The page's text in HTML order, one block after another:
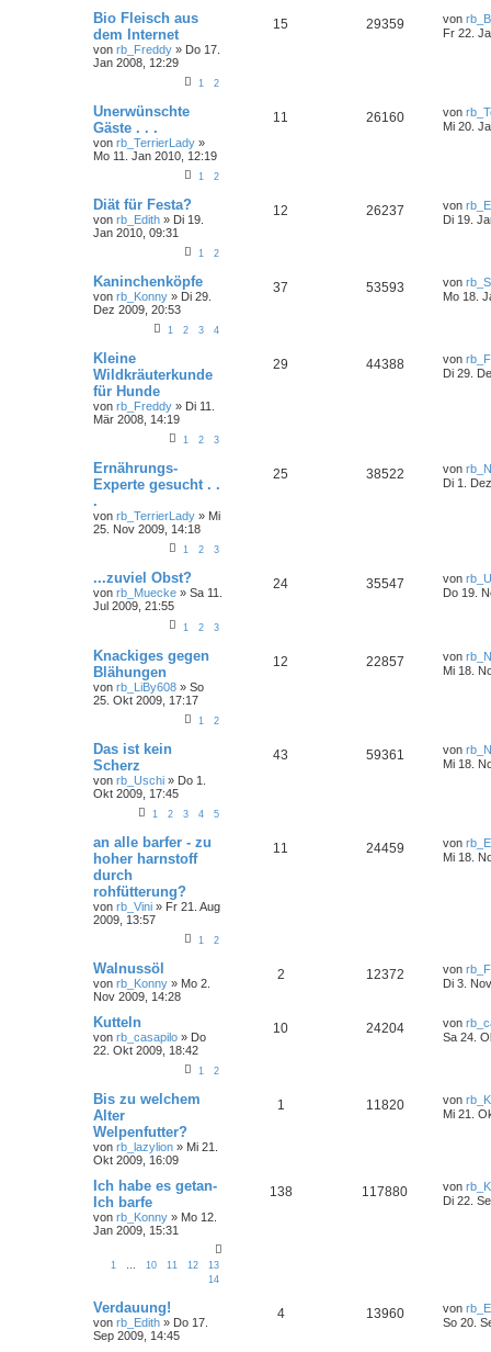
e
Bio Fleisch aus
dem Internet
von rb_Freddy » Do 17.
Jan 2008, 12:29
1 2
15 29359 von
Fr 22.
Unerwünschte
Gäste . . .
von rb_TerrierLady »
Mo 11. Jan 2010, 12:19
1 2
11 26160 von
Mi 20.
Diät für Festa?
von rb_Edith » Di 19.
Jan 2010, 09:31
1 2
12 26237 von
Di 19.
Kaninchenköpfe
von rb_Konny » Di 29.
Dez 2009, 20:53
1 2 3 4
37 53593 von
Mo 18.
Kleine
Wildkräuterkunde
für Hunde
von rb_Freddy » Di 11.
Mär 2008, 14:19
1 2 3
29 44388 von
Di 29.
Ernährungs-
Experte gesucht . .
.
von rb_TerrierLady » Mi
25. Nov 2009, 14:18
1 2 3
25 38522 von
Di 1.
...zuviel Obst?
von rb_Muecke » Sa 11.
Jul 2009, 21:55
1 2 3
24 35547 von
Do 19.
Knackiges gegen
Blähungen
von rb_LiBy608 » So
25. Okt 2009, 17:17
1 2
12 22857 von
Mi 18.
Das ist kein
Scherz
von rb_Uschi » Do 1.
Okt 2009, 17:45
1 2 3 4 5
43 59361 von
Mi 18.
an alle barfer - zu
hoher harnstoff
durch
rohfütterung?
von rb_Vini » Fr 21. Aug
2009, 13:57
1 2
11 24459 von
Mi 18.
Walnussöl
von rb_Konny » Mo 2.
Nov 2009, 14:28
2 12372 von
Di 3.
Kutteln
von rb_casapilo » Do
22. Okt 2009, 18:42
1 2
10 24204 von
Sa 24.
Bis zu welchem
Alter
Welpenfutter?
von rb_lazylion » Mi 21.
Okt 2009, 16:09
1 11820 von
Mi 21.
Ich habe es getan-
Ich barfe
von rb_Konny » Mo 12.
Jan 2009, 15:31
1 … 10 11 12
13
14
138 117880 von
Di 22.
Verdauung!
von rb_Edith » Do 17.
Sep 2009, 14:45
4 13960 von
So 20.